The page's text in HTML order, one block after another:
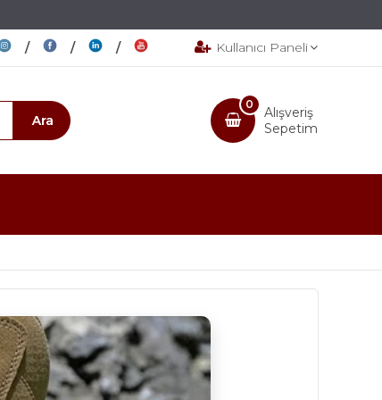
Kullanıcı Paneli
Alışveriş
Sepetim
0